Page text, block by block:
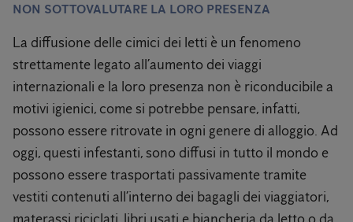
NON SOTTOVALUTARE LA LORO PRESENZA
La diffusione delle cimici dei letti è un fenomeno
strettamente legato all’aumento dei viaggi
internazionali e la loro presenza non è riconducibile a
motivi igienici, come si potrebbe pensare, infatti,
possono essere ritrovate in ogni genere di alloggio. Ad
oggi, questi infestanti, sono diffusi in tutto il mondo e
possono essere trasportati passivamente tramite
vestiti contenuti all’interno dei bagagli dei viaggiatori,